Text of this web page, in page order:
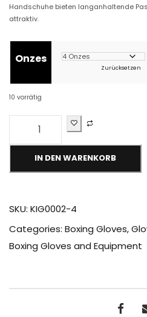
Handschuhe bieten langanhaltende
attraktiv.
Onzes
Zurücksetzen
10 vorrätig
N
D
-
"
G
IN DEN WARENKORB
SKU: KIG0002-4
Categories: Boxing Gloves,
Boxing Gloves and Equipment